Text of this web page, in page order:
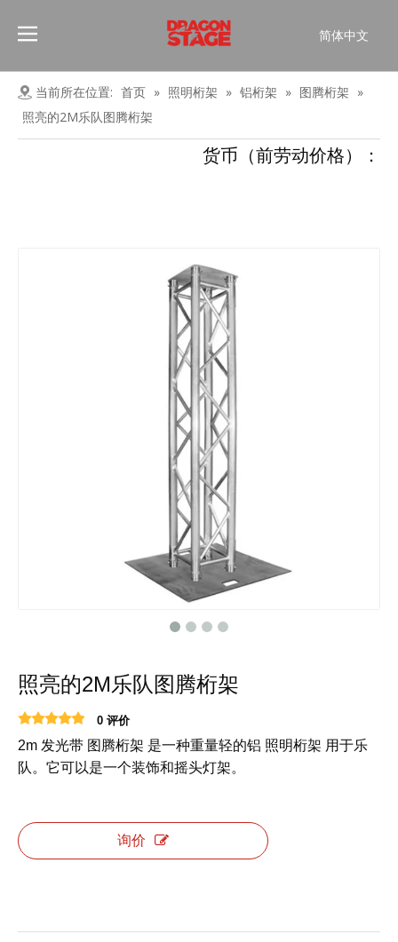
简体中文
Pусский
Français
العربية
当前所在位置: 首页 » 照明桁架 » 铝桁架 » 图腾桁架 »
照亮的2M乐队图腾桁架
货币（前劳动价格）：
照亮的2M乐队图腾桁架
0 评价
2m 发光带 图腾桁架 是一种重量轻的铝 照明桁架 用于乐
队。它可以是一个装饰和摇头灯架。
询价